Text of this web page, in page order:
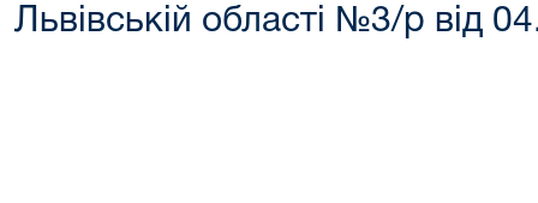
Львівській області №3/р від